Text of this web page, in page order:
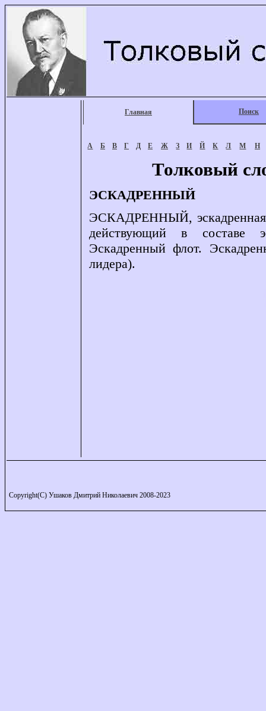
Главная Поиск
А Б В Г Д Е Ж З И Й К Л М Н
Толковый
ЭСКАДРЕННЫЙ
ЭСКАДРЕННЫЙ, эскадренная,
действующий в составе
Эскадренный флот.
лидера).
Copyright(C) Ушаков Дмитрий Николаевич 2008-2023